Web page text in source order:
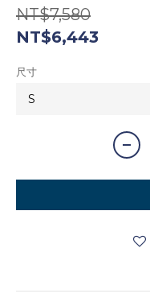
NT$7,580
NT$6,443
尺寸